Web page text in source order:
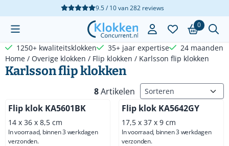
Cookievoorkeuren zijn beschikbaar. Kies instellingen of sta
9.5 / 10van282reviews
0
1250+ kwaliteitsklokken 35+ jaar expertise
24 maanden
Home / Overige klokken / Flip klokken / Karlsson flip klokken
Karlsson flip klokken
8Artikelen Sorteermethode
Flip klok KA5601BK
14 x 36 x 8,5 cm
In voorraad, binnen 3 werkdagen
verzonden.
Flip klok KA5642GY
17,5 x 37 x 9 cm
In voorraad, binnen 3 werkdagen
verzonden.